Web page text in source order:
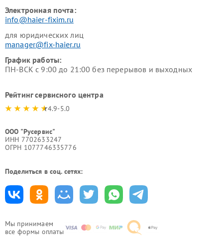
Мы принимаем
все формы оплаты
Электронная почта:
info@haier-fixim.ru
для юридических лиц
manager@fix-haier.ru
График работы:
ПН-ВСК с 9:00 до 21:00 без перерывов и выходных
Рейтинг сервисного центра
4.9-5.0
ООО "Русервис"
ИНН 7702633247
ОГРН 1077746335776
Поделиться в соц. сетях: